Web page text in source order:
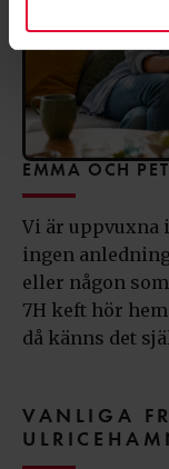
EMMA OCH
Vi är uppvuxna
ingen
eller någon
7H keft hör
då känns det
VANLIGA